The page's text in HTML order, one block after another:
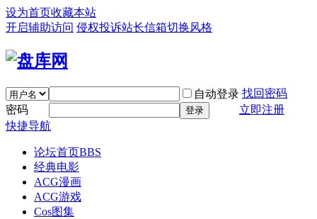
设为首页收藏本站
开启辅助访问 侵权投诉站长信箱切换风格
自动登录 找回密码
密码
登录
立即注册
快捷导航
论坛首页BBS
经典电影
ACG漫画
ACG游戏
Cos图集